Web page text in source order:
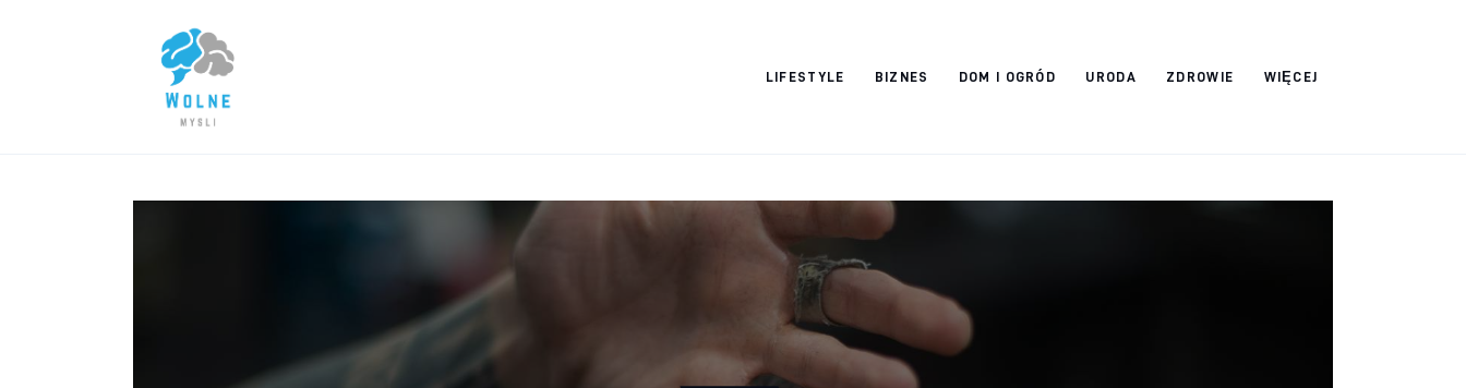
LIFESTYLE BIZNES DOM I OGRÓD URODA ZDROWIE WIĘCEJ
Vacation Dreams